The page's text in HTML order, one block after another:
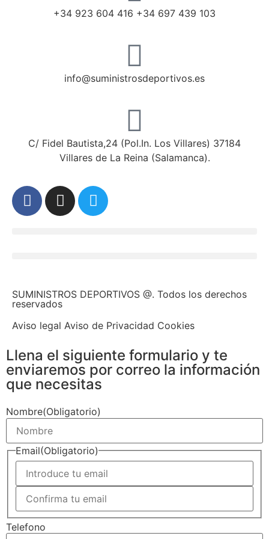
+34 923 604 416 +34 697 439 103
info@suministrosdeportivos.es
C/ Fidel Bautista,24 (Pol.In. Los Villares) 37184
Villares de La Reina (Salamanca).
SUMINISTROS DEPORTIVOS @. Todos los derechos
reservados
Aviso legal Aviso de Privacidad Cookies
Llena el siguiente formulario y te
enviaremos por correo la información
que necesitas
Nombre(Obligatorio)
Email(Obligatorio)
Telefono